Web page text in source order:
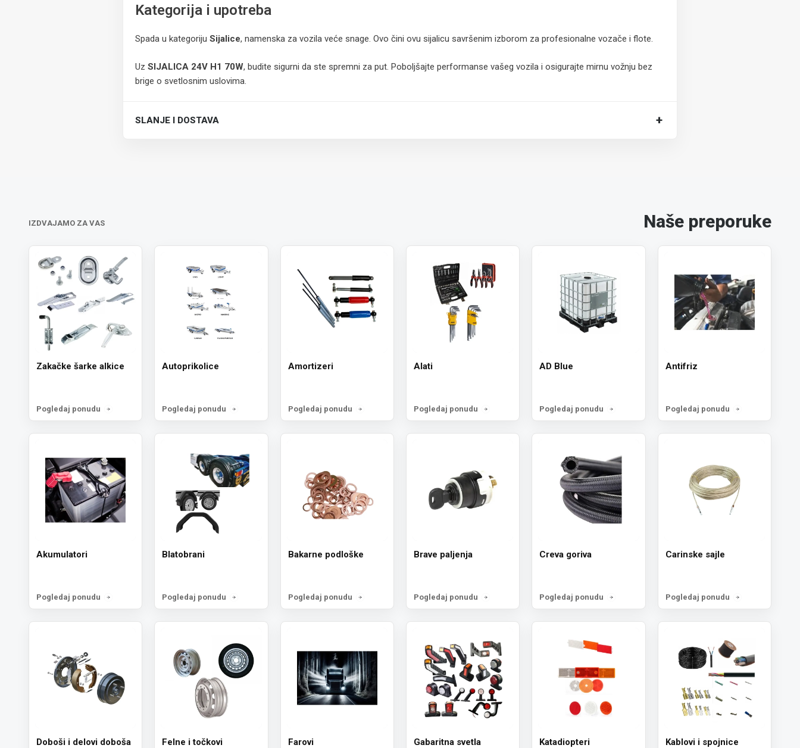
Kategorija i upotreba
Spada u kategoriju Sijalice, namenska za vozila veće snage. Ovo čini ovu sijalicu savršenim izborom za profesionalne vozače i flote.
Uz SIJALICA 24V H1 70W, budite sigurni da ste spremni za put. Poboljšajte performanse vašeg vozila i osigurajte mirnu vožnju bez
brige o svetlosnim uslovima.
SLANJE I DOSTAVA +
IZDVAJAMO ZA VAS Naše preporuke
Zakačke šarke alkice
Pogledaj ponudu
Autoprikolice
Pogledaj ponudu
Amortizeri
Pogledaj ponudu
Alati
Pogledaj ponudu
AD Blue
Pogledaj ponudu
Antifriz
Pogledaj ponudu
Akumulatori
Pogledaj ponudu
Blatobrani
Pogledaj ponudu
Bakarne podloške
Pogledaj ponudu
Brave paljenja
Pogledaj ponudu
Creva goriva
Pogledaj ponudu
Carinske sajle
Pogledaj ponudu
Doboši i delovi doboša Felne i točkovi Farovi Gabaritna svetla Katadiopteri Kablovi i spojnice